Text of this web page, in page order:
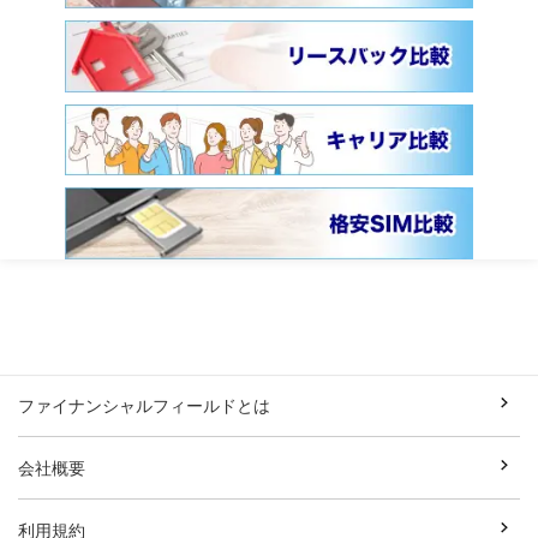
ファイナンシャルフィールドとは
会社概要
利用規約